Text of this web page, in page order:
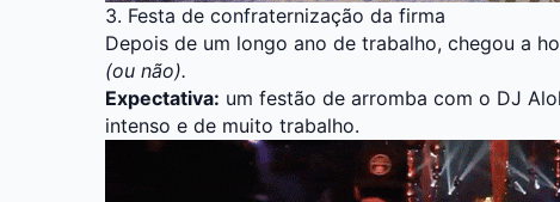
3. Festa de confraternização da firma
Depois de um longo ano de trabalho, chegou a
(ou não).
Expectativa: um festão de arromba com o DJ
intenso e de muito trabalho.